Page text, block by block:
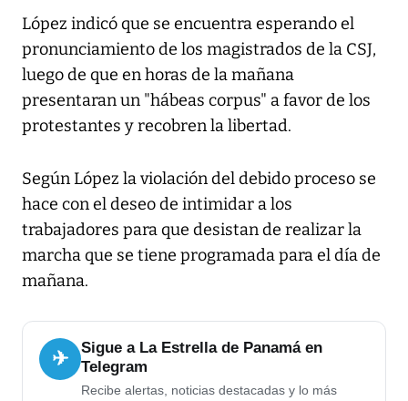
López indicó que se encuentra esperando el
pronunciamiento de los magistrados de la CSJ,
luego de que en horas de la mañana
presentaran un "hábeas corpus" a favor de los
protestantes y recobren la libertad.
Según López la violación del debido proceso se
hace con el deseo de intimidar a los
trabajadores para que desistan de realizar la
marcha que se tiene programada para el día de
mañana.
✈
Sigue a La Estrella de Panamá en
Telegram
Recibe alertas, noticias destacadas y lo más